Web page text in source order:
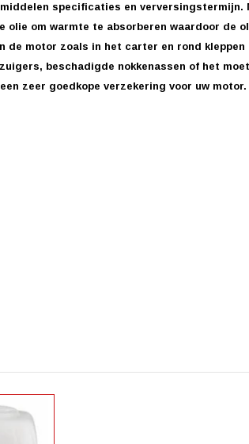
specificaties en
olie om warmte te absorberen waardoor
motor zoals in het carter en rond
beschadigde nokkenassen of het
zeer goedkope verzekering voor uw motor.